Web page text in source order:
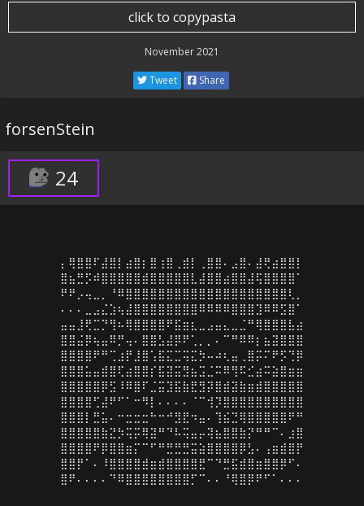
click to copypasta
November 2021
Tweet Share
forsenStein
24
⡄⢿⣿⣿⠏⣼⣿⡇⣴⣿⡆⣿⢰⣿⢀⣾⡇⢀⣿⣿⠄⣠⣿⠄⣼⢟⣴⣿⣿⡇
⣿⣦⣛⡫⠾⣿⣿⣿⣿⣿⣾⣿⣿⣿⣿⣿⣇⣼⣿⣿⣴⣿⣿⣼⢯⣿⣿⣿⣿⠁
⠟⠟⡠⢤⣀⡀⠘⠿⣿⣿⣿⣿⣿⣿⣿⣿⣿⣿⣿⣿⣿⣿⣿⣿⣿⣿⣿⣿⢇⡀
⠄⠄⠄⣀⣠⣌⣱⢦⣼⣿⣿⣿⣿⣿⣿⣿⣿⠿⠿⠿⠿⣿⣿⣿⣹⠿⠿⣫⣿⠁
⣤⣤⣸⢟⣉⡙⢻⠦⢿⣿⣿⣿⣿⠟⣯⣶⣆⣀⣠⣤⣄⣀⣈⠛⢿⣿⣿⣿⣧⣴
⣿⣿⣬⡿⢦⣤⠿⡛⢤⠄⣿⣿⣣⣼⡿⠟⢁⡀⡀⠄⠉⠛⠿⠿⡆⣦⣽⣿⣿⣿
⣿⣿⣿⣿⠟⠛⢉⣰⡟⣸⣿⢡⣯⣍⣉⢭⣍⡳⠤⠴⢆⣤⢀⣿⡭⠍⠟⡫⢙⡿
⣿⣿⣿⣥⣤⣾⣿⢏⣴⣿⣿⡎⣯⣽⣭⣻⣦⣩⣈⠭⠿⢻⠯⣊⣴⠭⣵⣿⣶⣶
⣿⣿⣿⣿⣿⡿⣫⠸⠿⣿⠏⣈⣭⣹⣯⣷⣟⣻⡽⣿⣾⣽⣷⣶⣾⣿⣿⣿⣿⣿
⣿⣿⣿⣿⢋⣼⠟⠋⠁⠒⠻⡇⠄⠄⠄⠄⠈⠉⢺⡹⣿⣿⣿⣿⣿⣿⣿⣿⣿⣿
⣿⣿⣿⡇⣛⣥⠄⠒⣒⣒⣒⠓⠒⠚⣻⣟⠲⣤⠄⢹⣮⣙⢿⣿⣿⣿⣿⣿⠟⠛
⣿⣿⣿⣿⣿⣷⣝⡳⢭⡭⢿⣽⠛⠙⠧⢭⣤⡤⢽⣦⣿⣿⣷⡝⠛⠛⠉⠄⣰⣿
⣿⣿⣿⣿⠟⡿⣿⣿⣶⡍⠉⠋⠛⣛⣛⣛⣭⣵⣿⣿⣿⣿⡿⣣⠄⢠⣶⣾⣿⡟
⣿⣿⡟⠁⠄⠸⣿⣿⣿⣿⣾⣶⣾⣿⣿⣿⣿⣟⠉⠙⣛⣯⣾⣿⣶⣿⣿⡿⠋⠄
⣿⠟⠄⠄⠄⠄⠙⠿⣿⣿⣿⣿⣿⣿⣿⣿⡋⠉⠄⠄⠘⢿⣿⡿⠟⠋⠁⠄⠄⠄